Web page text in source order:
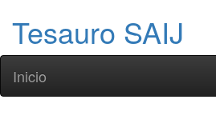
Tesauro SAIJ
Inicio